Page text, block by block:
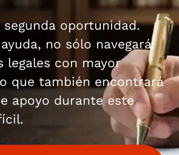
segunda oportunidad.
no sólo navegará
legales con mayor
que también encontrará
apoyo durante este